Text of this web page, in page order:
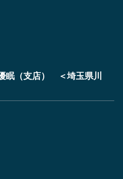
眠（支店） ＜埼玉県川